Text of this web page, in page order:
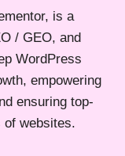
is a
/ GEO, and
WordPress
empowering
ensuring top-
of websites.